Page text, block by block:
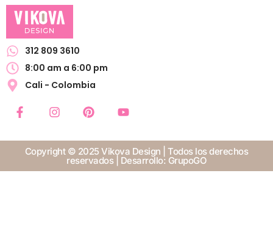
312 809 3610
8:00 am a 6:00 pm
Cali - Colombia
Copyright © 2025 Vikova Design | Todos los derechos
reservados | Desarrollo: GrupoGO